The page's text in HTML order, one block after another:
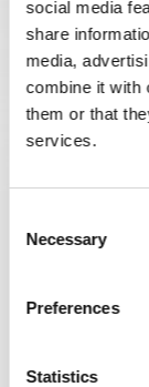
social media
share
media,
combine it with
them or that
services.
Necessary
Preferences
Statistics
Dörrhandtag 710